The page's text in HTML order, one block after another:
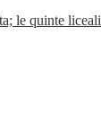
le quinte